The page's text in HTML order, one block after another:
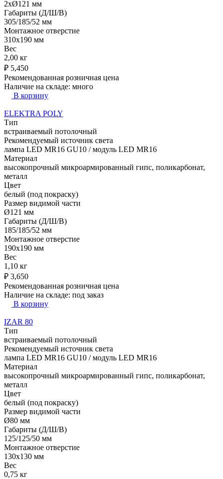
2xØ121 мм
Габариты (Д/Ш/В)
305/185/52 мм
Монтажное отверстие
310x190 мм
Вес
2,00 кг
₽ 5,450
Рекомендованная розничная цена
Наличие на складе: много
В корзину
ELEKTRA POLY
Тип
встраиваемый потолочный
Рекомендуемый источник света
лампа LED MR16 GU10 / модуль LED MR16
Материал
высокопрочный микроармированный гипс, поликарбонат,
металл
Цвет
белый (под покраску)
Размер видимой части
Ø121 мм
Габариты (Д/Ш/В)
185/185/52 мм
Монтажное отверстие
190x190 мм
Вес
1,10 кг
₽ 3,650
Рекомендованная розничная цена
Наличие на складе: под заказ
В корзину
IZAR 80
Тип
встраиваемый потолочный
Рекомендуемый источник света
лампа LED MR16 GU10 / модуль LED MR16
Материал
высокопрочный микроармированный гипс, поликарбонат,
металл
Цвет
белый (под покраску)
Размер видимой части
Ø80 мм
Габариты (Д/Ш/В)
125/125/50 мм
Монтажное отверстие
130x130 мм
Вес
0,75 кг